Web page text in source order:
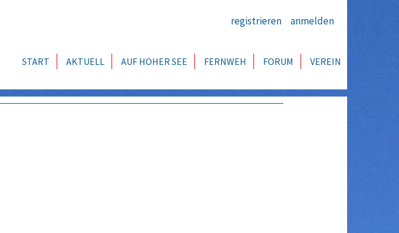
registrieren anmelden
START AKTUELL AUF HOHER SEE FERNWEH FORUM VEREIN